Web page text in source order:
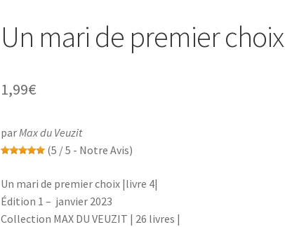
Un mari de premier choix
1,99€
parMax du Veuzit
(5 / 5 - Notre Avis)
Un mari de premier choix |livre 4|
Édition 1 – janvier 2023
Collection MAX DU VEUZIT | 26 livres |